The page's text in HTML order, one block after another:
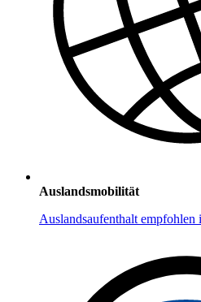
Auslandsmobilität
Auslandsaufenthalt empfohlen